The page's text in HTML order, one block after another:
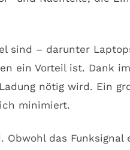
sind – darunter
ein Vorteil ist. Dank
nötig wird. Ein
minimiert.
das